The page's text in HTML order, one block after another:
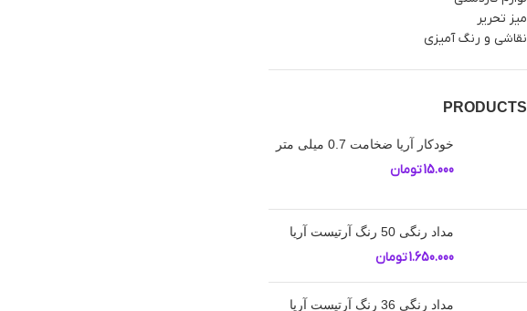
میز تحریر
نقاشی و رنگ آمیزی
PRODUCTS
خودکار آریا ضخامت 0.7 میلی متر
15.000تومان
مداد رنگی 50 رنگ آرتیست آریا
1.650.000تومان
مداد رنگی 36 رنگ آرتیست آریا